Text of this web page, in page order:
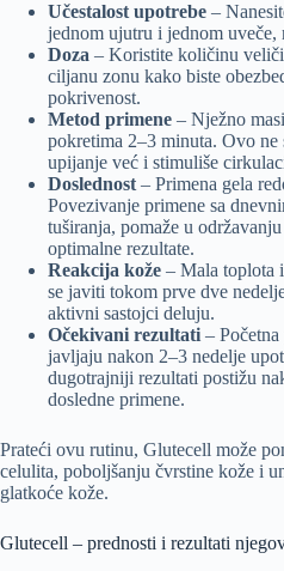
Učestalost upotrebe –
jednom ujutru i jednom uveče,
Doza – Koristite količinu
ciljanu zonu kako biste
pokrivenost.
Metod primene – Nježno
pokretima 2–3 minuta. Ovo ne
upijanje već i stimuliše
Doslednost – Primena gela
Povezivanje primene sa
tuširanja, pomaže u
optimalne rezultate.
Reakcija kože – Mala toplota
se javiti tokom prve dve
aktivni sastojci deluju.
Očekivani rezultati –
javljaju nakon 2–3 nedelje
dugotrajniji rezultati postižu
dosledne primene.
Prateći ovu rutinu, Glutecell može
celulita, poboljšanju čvrstine kože i
glatkoće kože.
Glutecell – prednosti i rezultati